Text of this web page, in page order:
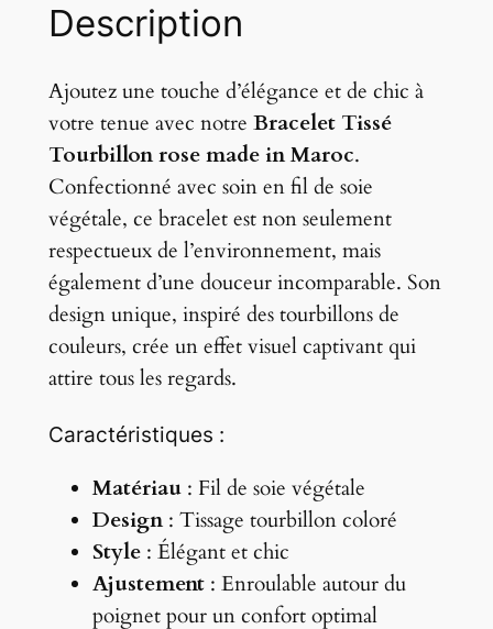
é
t
a
i
t
:
1
,
0
0
e
s
t
:
1
3
,
0
€
.
d
e
B
r
a
c
e
l
e
t
i
Description
Ajoutez une touche d’élégance et de chic à
votre tenue avec notre Bracelet Tissé
Tourbillon rose made in Maroc.
Confectionné avec soin en fil de soie
végétale, ce bracelet est non seulement
respectueux de l’environnement, mais
également d’une douceur incomparable. Son
design unique, inspiré des tourbillons de
couleurs, crée un effet visuel captivant qui
attire tous les regards.
Caractéristiques :
Matériau: Fil de soie végétale
Design: Tissage tourbillon coloré
Style: Élégant et chic
Ajustement: Enroulable autour du
poignet pour un confort optimal